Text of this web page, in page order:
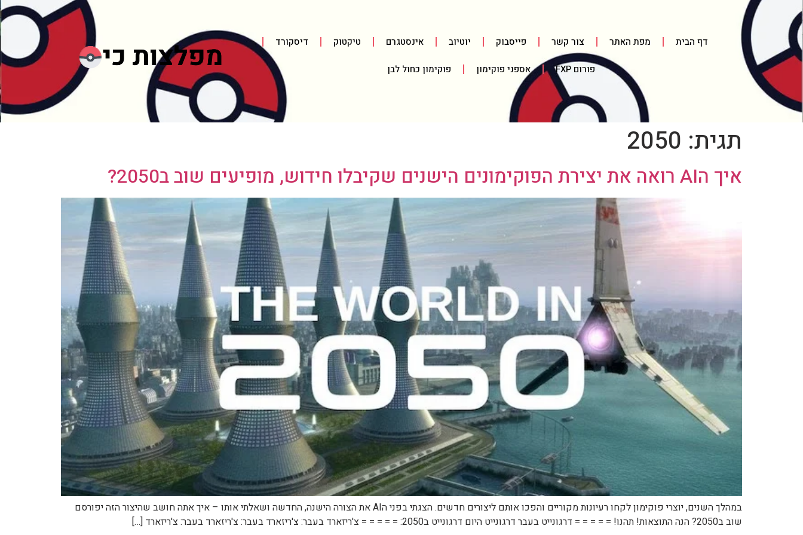
דף הבית מפת האתר צור קשר פייסבוק יוטיוב אינסטגרם טיקטוק דיסקורד
פורום FXP אספני פוקימון פוקימון כחול לבן
תגית: 2050
איך הAI רואה את יצירת הפוקימונים הישנים שקיבלו חידוש, מופיעים שוב ב2050?
במהלך השנים, יוצרי פוקימון לקחו רעיונות מקוריים והפכו אותם ליצורים חדשים. הצגתי בפני הAI את הצורה הישנה, החדשה ושאלתי אותו – איך אתה חושב שהיצור הזה יפורסם
שוב ב2050? הנה התוצאות! תהנו! = = = = = דרגונייט בעבר דרגונייט היום דרגונייט ב2050: = = = = = צ'ריזארד בעבר: צ'ריזארד בעבר: צ'ריזארד בעבר: צ'ריזארד […]